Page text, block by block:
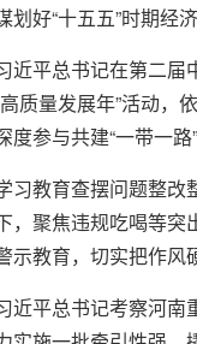
好“十五五”时期经济
近平总书记在第二
质量发展年”活动
参与共建“一带一路
习教育查摆问题整改
，聚焦违规吃喝等突
教育，切实把作风
近平总书记考察河